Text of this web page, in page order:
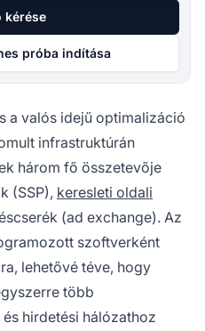
kérése
próba indítása
a valós idejű optimalizáció
infrastruktúrán
három fő összetevője
(SSP), keresleti oldali
(ad exchange). Az
szoftverként
lehetővé téve, hogy
több
hirdetési hálózathoz